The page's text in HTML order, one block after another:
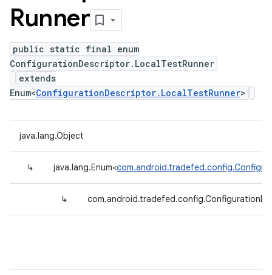
Runner
public static final enum
ConfigurationDescriptor.LocalTestRunner
extends
Enum<ConfigurationDescriptor.LocalTestRunner>
java.lang.Object
↳ java.lang.Enum<
↳